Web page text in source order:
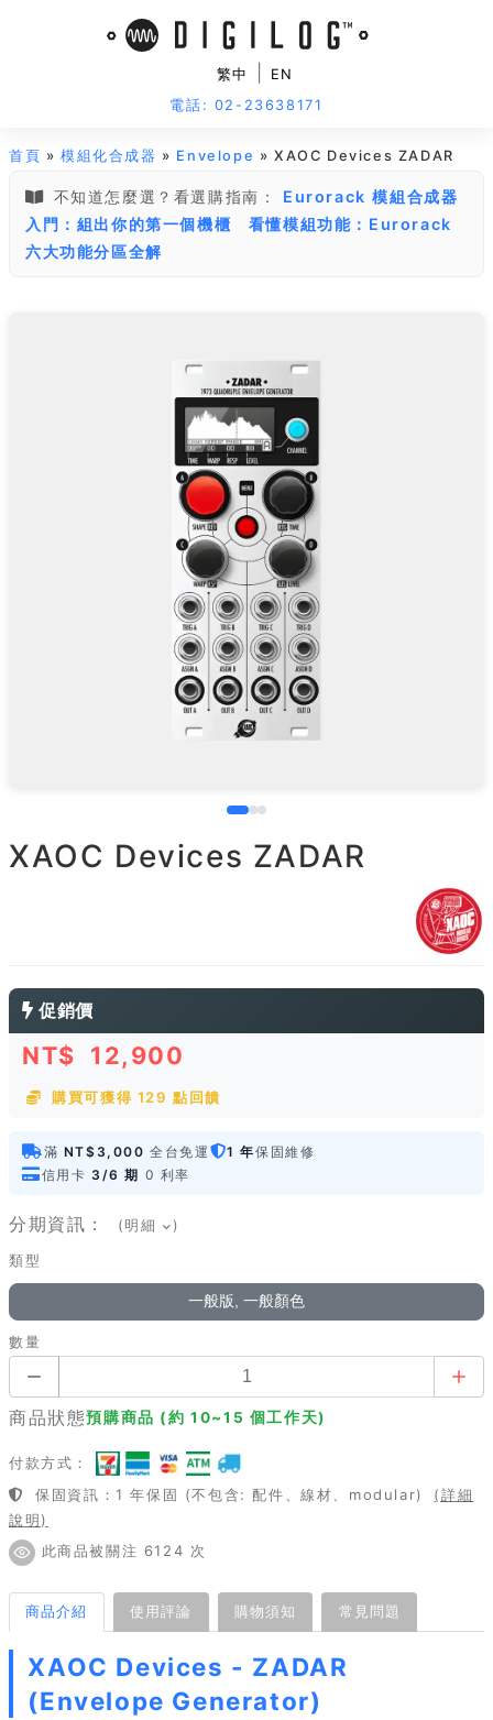
繁中
EN
電話: 02-23638171
首頁 »模組化合成器 » Envelope » XAOC Devices ZADAR
不知道怎麼選？看選購指南：
Eurorack 模組合成器
入門：組出你的第一個機櫃
看懂模組功能：Eurorack
六大功能分區全解
XAOC Devices ZADAR
促銷價
NT$ 12,900
購買可獲得 129 點回饋
滿 NT$3,000 全台免運 1 年保固維修
信用卡 3/6 期 0 利率
分期資訊： (明細 )
類型
一般版, 一般顏色
數量
商品狀態預購商品 (約 10~15 個工作天)
付款方式：
保固資訊：1 年保固 (不包含: 配件、線材、modular)
(詳細
說明)
此商品被關注 6124 次
商品介紹 使用評論 購物須知 常見問題
XAOC Devices - ZADAR
(Envelope Generator)